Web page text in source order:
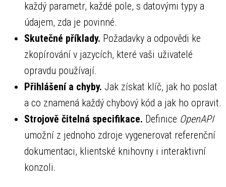
každý parametr, každé pole, s datovými typy a
údajem, zda je povinné.
Skutečné příklady. Požadavky a odpovědi ke
zkopírování v jazycích, které vaši uživatelé
opravdu používají.
Přihlášení a chyby. Jak získat klíč, jak ho poslat
a co znamená každý chybový kód a jak ho opravit.
Strojově čitelná specifikace. Definice OpenAPI
umožní z jednoho zdroje vygenerovat referenční
dokumentaci, klientské knihovny i interaktivní
konzoli.